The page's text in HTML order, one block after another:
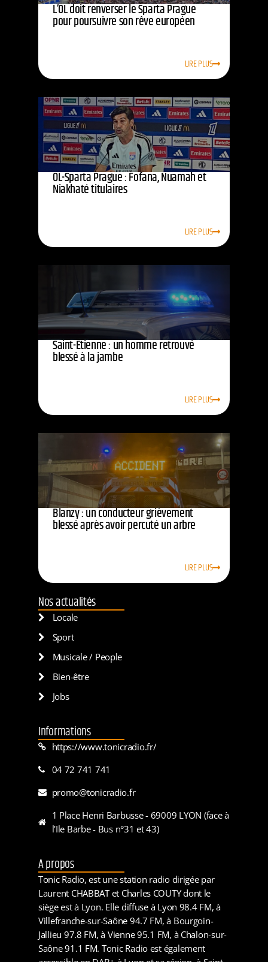
L’OL doit renverser le Sparta Prague
pour poursuivre son rêve européen
LIRE PLUS
OL-Sparta Prague : Fofana, Nuamah et
Niakhaté titulaires
LIRE PLUS
Saint-Étienne : un homme retrouvé
blessé à la jambe
LIRE PLUS
Blanzy : un conducteur grièvement
blessé après avoir percuté un arbre
LIRE PLUS
Nos actualités
Locale
Sport
Musicale / People
Bien-être
Jobs
Informations
https://www.tonicradio.fr/
04 72 741 741
promo@tonicradio.fr
1 Place Henri Barbusse - 69009 LYON (face à
l'Ile Barbe - Bus n°31 et 43)
A propos
Tonic Radio, est une station radio dirigée par
Laurent CHABBAT et Charles COUTY dont le
siège est à Lyon. Elle diffuse à Lyon 98.4 FM, à
Villefranche-sur-Saône 94.7 FM, à Bourgoin-
Jallieu 97.8 FM, à Vienne 95.1 FM, à Chalon-sur-
Saône 91.1 FM. Tonic Radio est également